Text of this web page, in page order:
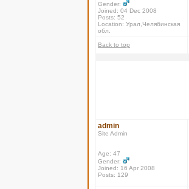
Gender:
Joined: 04 Dec 2008
Posts: 52
Location: Урал,Челябинская
обл.
Back to top
admin
Site Admin
Age: 47
Gender:
Joined: 16 Apr 2008
Posts: 129